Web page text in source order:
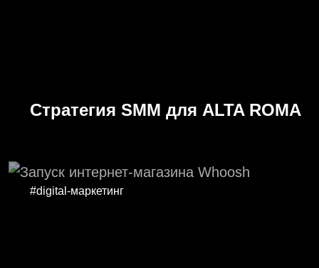
Стратегия SMM для ALTA ROMA
#digital-маркетинг